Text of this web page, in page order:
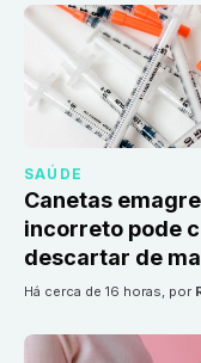
SAÚDE
Canetas
incorreto pode
descartar de
há cerca de 16 horas, por